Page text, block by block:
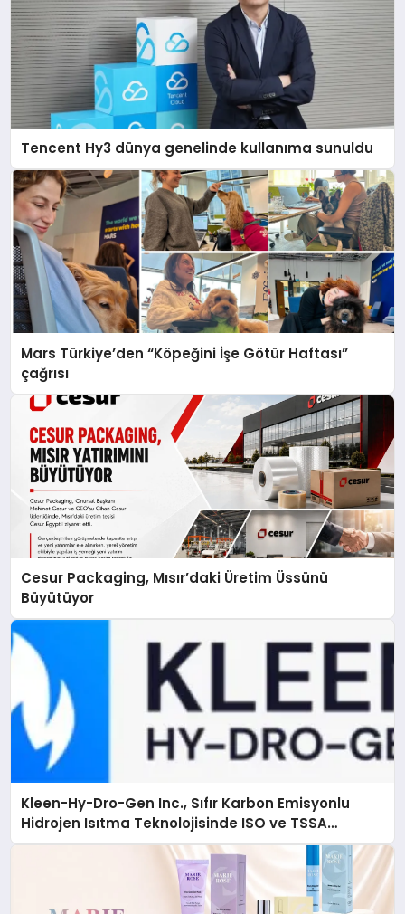
Tencent Hy3 dünya genelinde kullanıma sunuldu
Mars Türkiye’den “Köpeğini İşe Götür Haftası”
çağrısı
Cesur Packaging, Mısır’daki Üretim Üssünü
Büyütüyor
Kleen-Hy-Dro-Gen Inc., Sıfır Karbon Emisyonlu
Hidrojen Isıtma Teknolojisinde ISO ve TSSA
Düzenleyici Onaylarını Aldı